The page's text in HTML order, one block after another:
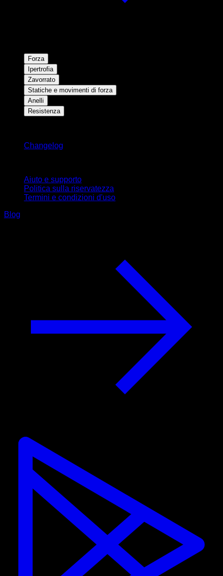
Forza
Ipertrofia
Zavorrato
Statiche e movimenti di forza
Anelli
Resistenza
Changelog
Aiuto e supporto
Politica sulla riservatezza
Termini e condizioni d'uso
Blog